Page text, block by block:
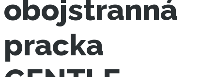
obojstranná
pracka